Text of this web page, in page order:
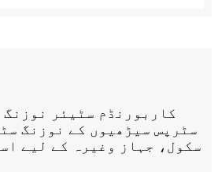
کاربورنڈم سٹیئر
سٹرپس سیڑھیوں کے نوزنگ
سکول، جہاز وغیرہ کے لیے